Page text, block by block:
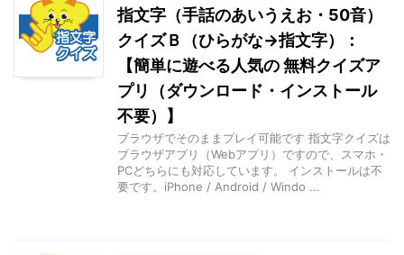
指文字（手話のあいうえお・50音）
クイズＢ（ひらがな→指文字）：
【簡単に遊べる人気の 無料クイズア
プリ（ダウンロード・インストール
不要）】
ブラウザでそのままプレイ可能です 指文字クイズは
ブラウザアプリ（Webアプリ）ですので、スマホ・
PCどちらにも対応しています。 インストールは不
要です。iPhone / Android / Windo ...